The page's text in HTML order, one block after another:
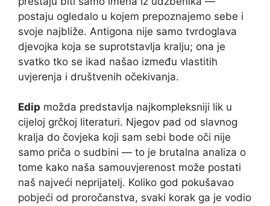
postaju ogledalo u kojem prepoznajemo sebe i
svoje najbliže. Antigona nije samo tvrdoglava
djevojka koja se suprotstavlja kralju; ona je
svatko tko se ikad našao između vlastitih
uvjerenja i društvenih očekivanja.
Edip možda predstavlja najkompleksniji lik u
cijeloj grčkoj literaturi. Njegov pad od slavnog
kralja do čovjeka koji sam sebi bode oči nije
samo priča o sudbini — to je brutalna analiza o
tome kako naša samouvjerenost može postati
naš najveći neprijatelj. Koliko god pokušavao
pobjeći od proročanstva, svaki korak ga je vodio